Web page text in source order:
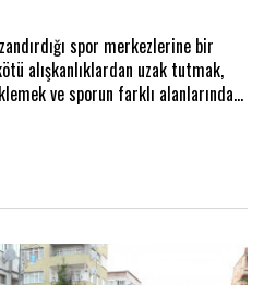
spor merkezlerine bir
alışkanlıklardan uzak tutmak,
ve sporun farklı alanlarında
sunmak amacıyla hayata
ve Kafe, çok yakında